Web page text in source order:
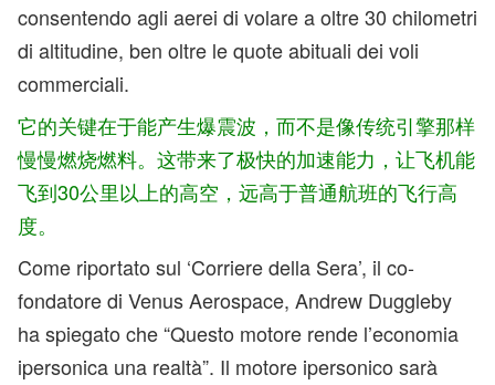
consentendo agli aerei di volare a oltre 30 chilometri
di altitudine, ben oltre le quote abituali dei voli
commerciali.
它的关键在于能产生爆震波，而不是像传统引擎那样
慢慢燃烧燃料。这带来了极快的加速能力，让飞机能
飞到30公里以上的高空，远高于普通航班的飞行高
度。
Come riportato sul ‘Corriere della Sera’, il co-
fondatore di Venus Aerospace, Andrew Duggleby
ha spiegato che “Questo motore rende l’economia
ipersonica una realtà”. Il motore ipersonico sarà